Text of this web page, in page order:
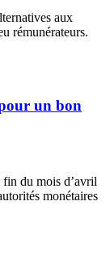
aux
rémunérateurs.
un bon
du mois d’avril
monétaires